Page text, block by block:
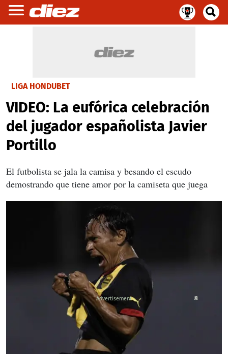
LIGA HONDUBET
VIDEO: La eufórica celebración
del jugador españolista Javier
Portillo
El futbolista se jala la camisa y besando el escudo
demostrando que tiene amor por la camiseta que juega
X